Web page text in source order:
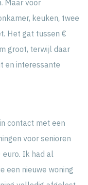
Maar voor
keuken, twee
Het gat tussen €
groot, terwijl daar
en interessante
contact met een
voor senioren
euro. Ik had al
een nieuwe woning